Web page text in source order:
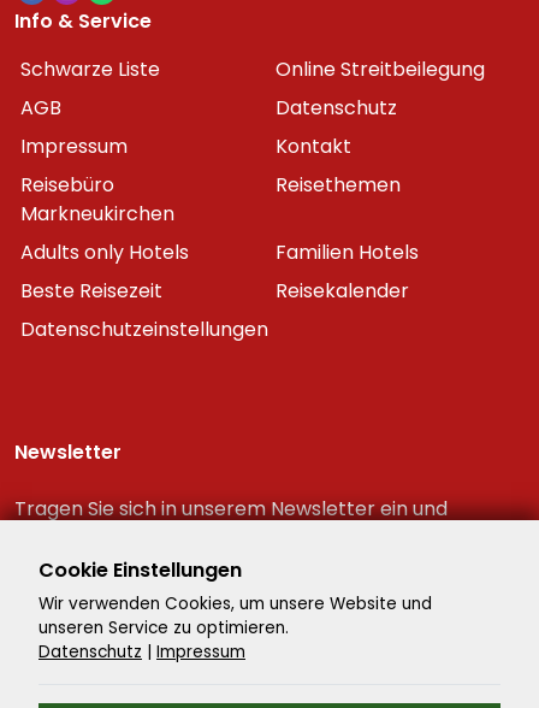
Info & Service
Schwarze Liste
Online Streitbeilegung
AGB
Datenschutz
Impressum
Kontakt
Reisebüro
Markneukirchen
Reisethemen
Adults only Hotels
Familien Hotels
Beste Reisezeit
Reisekalender
Datenschutzeinstellungen
Newsletter
Tragen Sie sich in unserem Newsletter ein und
Reiseschnäppchen!
Cookie Einstellungen
Wir verwenden Cookies, um unsere Website und
unseren Service zu optimieren.
Datenschutz | Impressum